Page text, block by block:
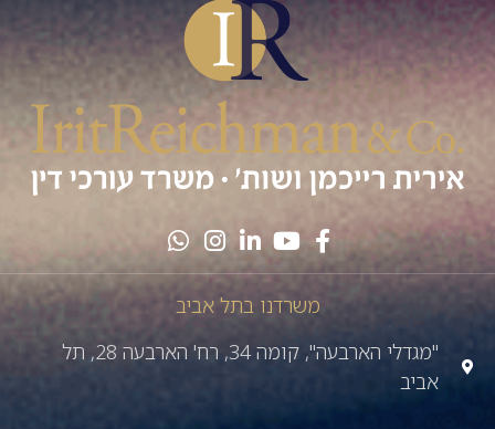
משרדנו בתל אביב
"מגדלי הארבעה", קומה 34, רח' הארבעה 28, תל
אביב